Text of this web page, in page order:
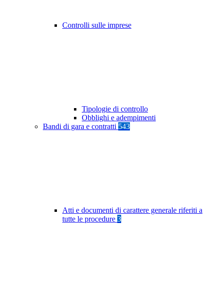
Controlli sulle imprese
Tipologie di controllo
Obblighi e adempimenti
Bandi di gara e contratti 543
Atti e documenti di carattere generale riferiti a
tutte le procedure 3